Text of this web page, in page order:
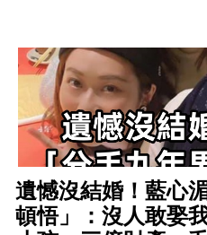
遺憾沒結婚！藍心
頓悟」：沒人敢娶